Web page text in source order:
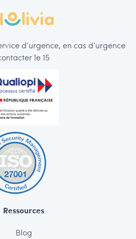
d’urgence, en cas d’urgence
le 15
Ressources
Blog